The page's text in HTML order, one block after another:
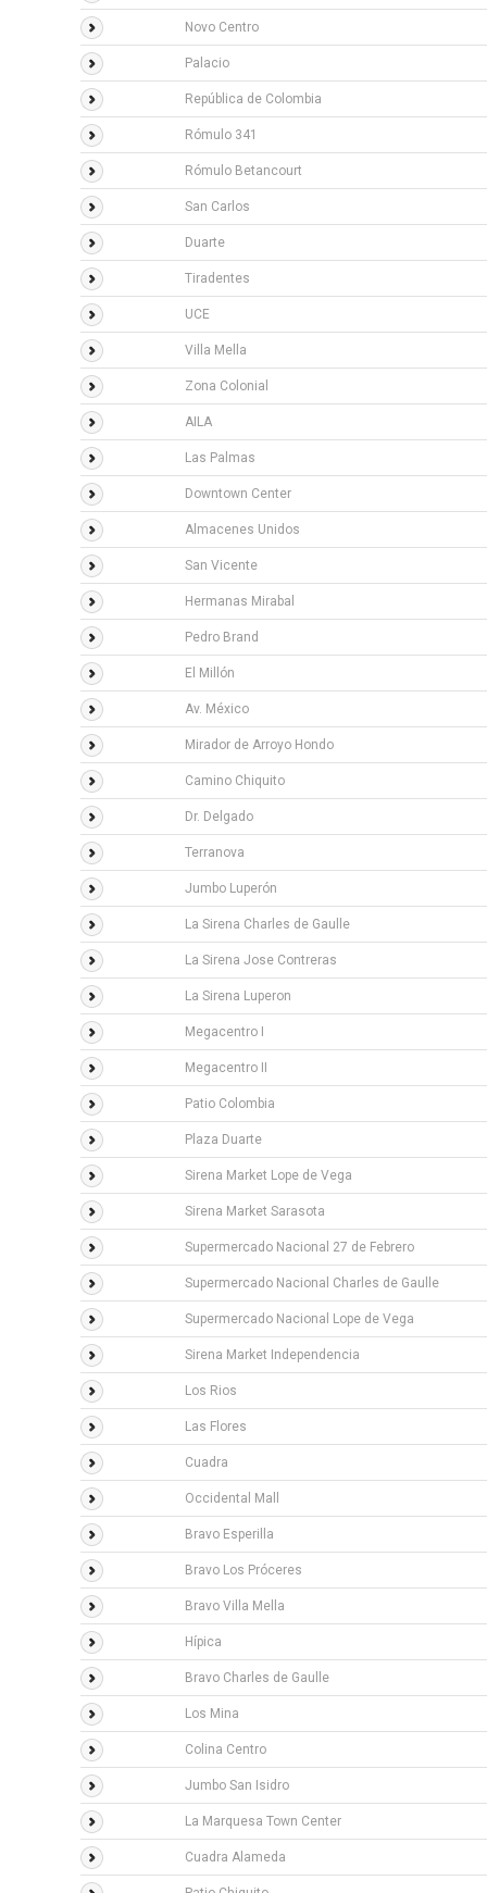
Novo Centro
Palacio
República de Colombia
Rómulo 341
Rómulo Betancourt
San Carlos
Duarte
Tiradentes
UCE
Villa Mella
Zona Colonial
AILA
Las Palmas
Downtown Center
Almacenes Unidos
San Vicente
Hermanas Mirabal
Pedro Brand
El Millón
Av. México
Mirador de Arroyo Hondo
Camino Chiquito
Dr. Delgado
Terranova
Jumbo Luperón
La Sirena Charles de Gaulle
La Sirena Jose Contreras
La Sirena Luperon
Megacentro I
Megacentro II
Patio Colombia
Plaza Duarte
Sirena Market Lope de Vega
Sirena Market Sarasota
Supermercado Nacional 27 de Febrero
Supermercado Nacional Charles de Gaulle
Supermercado Nacional Lope de Vega
Sirena Market Independencia
Los Rios
Las Flores
Cuadra
Occidental Mall
Bravo Esperilla
Bravo Los Próceres
Bravo Villa Mella
Hípica
Bravo Charles de Gaulle
Los Mina
Colina Centro
Jumbo San Isidro
La Marquesa Town Center
Cuadra Alameda